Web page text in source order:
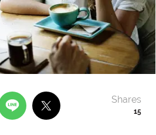
15
Shares